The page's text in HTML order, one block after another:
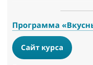
Это ранний легкий ужин!
первой неделе ложилась
до 23, а на второй
если ложусь после 22.30,
быстрее. Я начала делать
потом в 18. Пила
Программа
Сайт курса